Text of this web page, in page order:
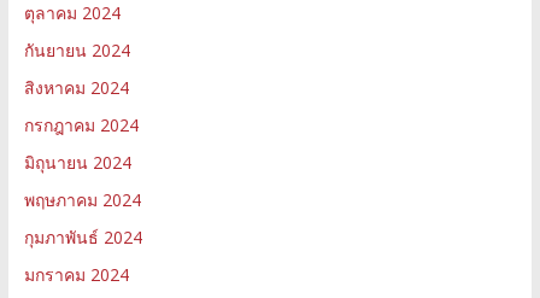
ตุลาคม 2024
กันยายน 2024
สิงหาคม 2024
กรกฎาคม 2024
มิถุนายน 2024
พฤษภาคม 2024
กุมภาพันธ์ 2024
มกราคม 2024